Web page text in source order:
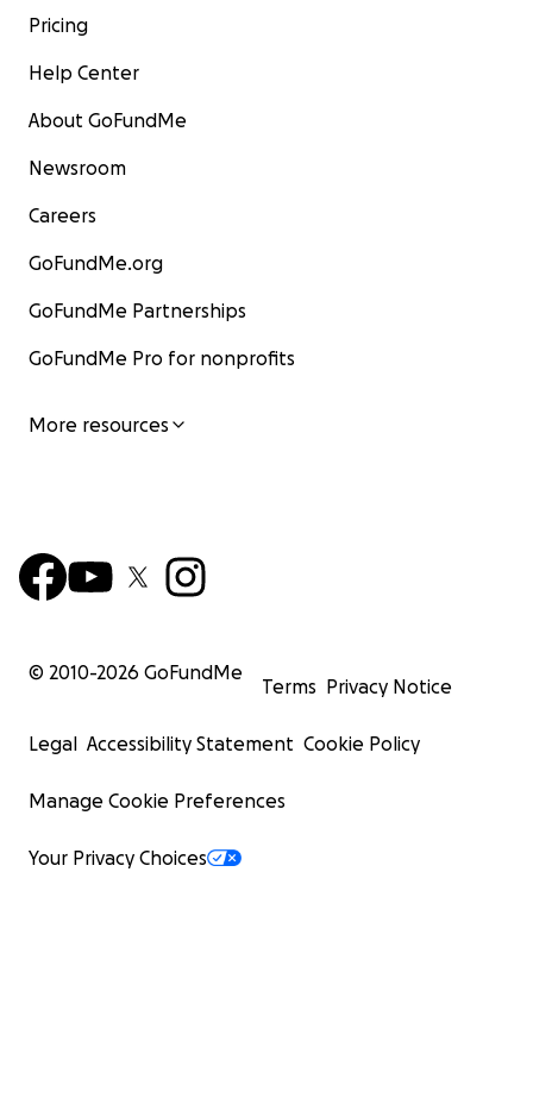
Pricing
Help Center
About GoFundMe
Newsroom
Careers
GoFundMe.org
GoFundMe Partnerships
GoFundMe Pro for nonprofits
More resources
© 2010-2026 GoFundMe
Terms Privacy Notice
Legal Accessibility Statement Cookie Policy
Manage Cookie Preferences
Your Privacy Choices